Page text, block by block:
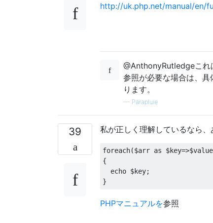
http://uk.php.net/manual/en/
@AnthonyRutledgeこれ
参照が必要な場合は、
ります。
— Parapluie
39 私が正しく理解しているなら
foreach($arr as $key=>$value
{
  echo $key
;
}
PHPマニュアルを参照